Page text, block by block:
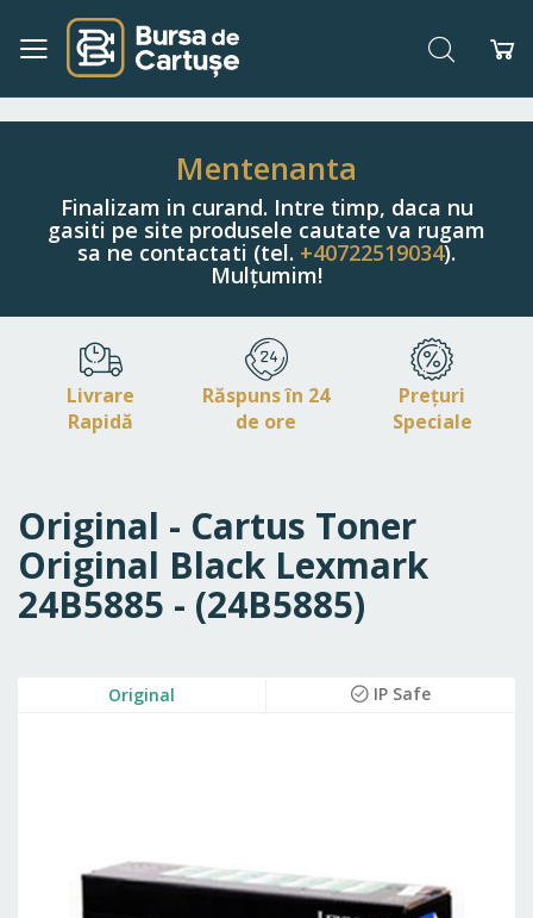
Navigați
Conținut
Căutare
Mentenanta
Finalizam in curand. Intre timp, daca nu
gasiti pe site produsele cautate va rugam
sa ne contactati (tel. +40722519034).
Mulțumim!
Livrare
Rapidă
Răspuns în 24
de ore
Prețuri
Speciale
Original - Cartus Toner
Original Black Lexmark
24B5885 - (24B5885)
Original IP Safe